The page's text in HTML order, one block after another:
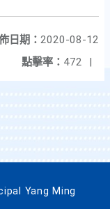
日期： 2020-08-12
點擊率： 472 |
Yang Ming